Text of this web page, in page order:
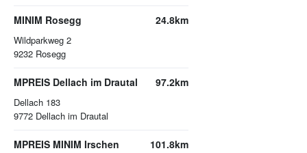
MINIM Rosegg
Wildparkweg 2
9232 Rosegg
24.8km
MPREIS Dellach im Drautal
Dellach 183
9772 Dellach im Drautal
97.2km
MPREIS MINIM Irschen 101.8km